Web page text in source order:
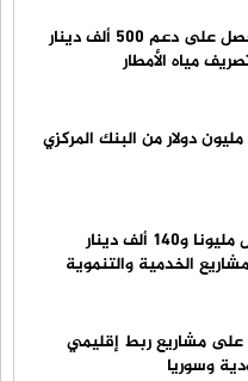
بلدية الوسطية تحصل على دعم 500 ألف دينار
مياه الأمطار
العراق يستلم 500 مليون دولار من البنك المركزي
بلدية الرمثا تُخصص مليونا و140 ألف دينار
الخدمية والتنموية
على مشاريع ربط إقليمي
وسوريا